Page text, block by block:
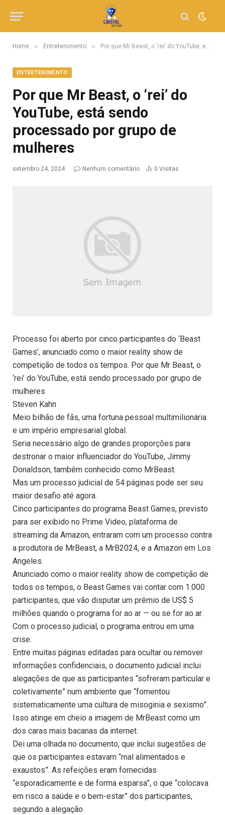
Home » Entretenimento » Por que Mr Beast, o ‘rei’ do YouTube, está sendo processado por grupo de mulheres
ENTRETENIMENTO
Por que Mr Beast, o ‘rei’ do
YouTube, está sendo
processado por grupo de
mulheres
setembro 24, 2024 Nenhum comentário 0 Visitas
Processo foi aberto por cinco participantes do ‘Beast
Games’, anunciado como o maior reality show de
competição de todos os tempos. Por que Mr Beast, o
‘rei’ do YouTube, está sendo processado por grupo de
mulheres
Steven Kahn
Meio bilhão de fãs, uma fortuna pessoal multimilionária
e um império empresarial global.
Seria necessário algo de grandes proporções para
destronar o maior influenciador do YouTube, Jimmy
Donaldson, também conhecido como MrBeast.
Mas um processo judicial de 54 páginas pode ser seu
maior desafio até agora.
Cinco participantes do programa Beast Games, previsto
para ser exibido no Prime Video, plataforma de
streaming da Amazon, entraram com um processo contra
a produtora de MrBeast, a MrB2024, e a Amazon em Los
Angeles.
Anunciado como o maior reality show de competição de
todos os tempos, o Beast Games vai contar com 1.000
participantes, que vão disputar um prêmio de US$ 5
milhões quando o programa for ao ar — ou se for ao ar.
Com o processo judicial, o programa entrou em uma
crise.
Entre muitas páginas editadas para ocultar ou remover
informações confidenciais, o documento judicial inclui
alegações de que as participantes “sofreram particular e
coletivamente” num ambiente que “fomentou
sistematicamente uma cultura de misoginia e sexismo”.
Isso atinge em cheio a imagem de MrBeast como um
dos caras mais bacanas da internet.
Dei uma olhada no documento, que inclui sugestões de
que os participantes estavam “mal alimentados e
exaustos”. As refeições eram fornecidas
“esporadicamente e de forma esparsa”, o que “colocava
em risco a saúde e o bem-estar” dos participantes,
segundo a alegação.